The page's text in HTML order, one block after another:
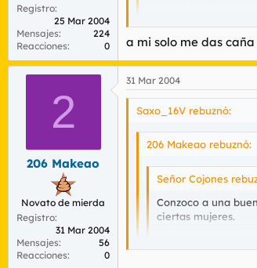
Registro
25 Mar 2004
Mensajes
224
Reacciones
0 si quieres te la doy yo,
a mi solo me das
2
206 Makeao
Novato de mierda
Registro
31 Mar 2004
Mensajes
56
Reacciones
0
31 Mar 2004
Saxo_16V rebuznó:
206 Makeao rebuznó:
Señor Cojones
Conzoco a una
ciertas mujeres.